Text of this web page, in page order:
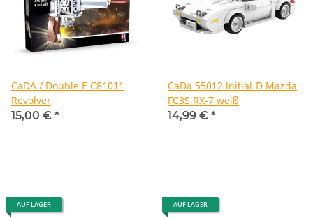
CaDA / Double E C81011
Revolver
15,00 € *
CaDa 55012 Initial-D Mazda
FC3S RX-7 weiß
14,99 € *
AUF LAGER AUF LAGER